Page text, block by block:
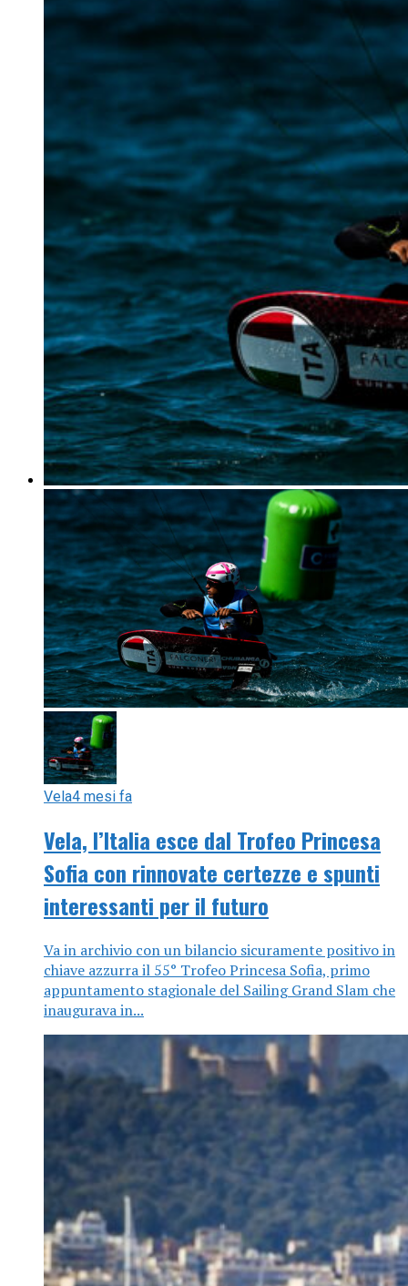
Vela4 mesi fa
Vela, l’Italia esce dal Trofeo Princesa
Sofia con rinnovate certezze e spunti
interessanti per il futuro
Va in archivio con un bilancio sicuramente positivo in
chiave azzurra il 55° Trofeo Princesa Sofia, primo
appuntamento stagionale del Sailing Grand Slam che
inaugurava in...